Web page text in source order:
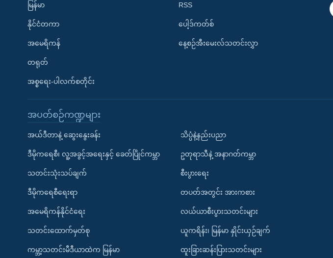
မြန်မာ
နိုင်ငံတကာ
အမေရိကန်
တရုတ်
အစ္စရေး-ပါလက်စတိုင်း
RSS
ပေါ့ဒ်ကတ်စ်
နေ့စဉ်အီးမေးလ်သတင်းလွှာ
အပတ်စဉ်ကဏ္ဍများ
အယ်ဒီတာနဲ့ ဆွေးနွေးခန်း
ဒီမိုကရေစီ၊ လူ့အခွင့်အရေးနှင့် ခေတ်ပြိုင်ကမ္ဘာ
သတင်းသုံးသပ်ချက်
ဒီမိုကရေစီရေးရာ
အမေရိကန်နိုင်ငံရေး
သတင်းထောက်မှတ်စု
ကမ္ဘာ့သတင်းမီဒီယာထဲက မြန်မာ
သိပ္ပံနဲ့နည်းပညာ
ဥတုရာသီနဲ့ အနာဂတ်ကမ္ဘာ
စီးပွားရေး
တပတ်အတွင်း အားကစား
လယ်ယာစီးပွားသတင်းများ
ယူကရိန်း၊ မြန်မာ နှိုင်းယှဉ်ချက်
ထူးခြားဆန်းပြားသတင်းများ